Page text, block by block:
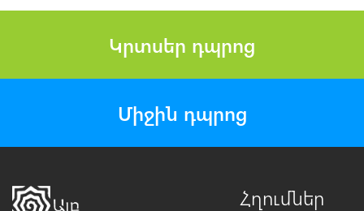
Կրտսեր դպրոց
Միջին դպրոց
Հղումներ